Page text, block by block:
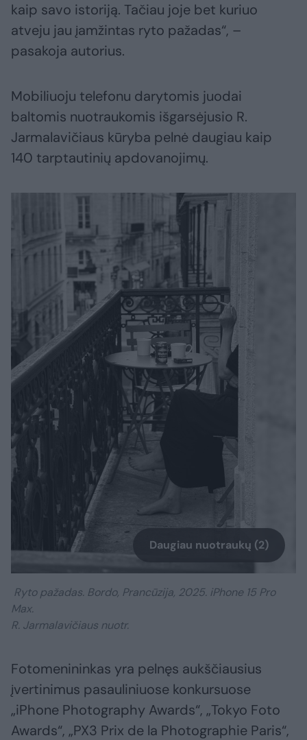
kaip savo istoriją. Tačiau joje bet kuriuo
atveju jau įamžintas ryto pažadas“, –
pasakoja autorius.
Mobiliuoju telefonu darytomis juodai
baltomis nuotraukomis išgarsėjusio R.
Jarmalavičiaus kūryba pelnė daugiau kaip
140 tarptautinių apdovanojimų.
Daugiau nuotraukų (2)
Ryto pažadas. Bordo, Prancūzija, 2025. iPhone 15 Pro
Max.
R. Jarmalavičiaus nuotr.
Fotomenininkas yra pelnęs aukščiausius
įvertinimus pasauliniuose konkursuose
„iPhone Photography Awards“, „Tokyo Foto
Awards“, „PX3 Prix de la Photographie Paris“,